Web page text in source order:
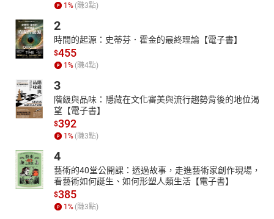
1 % (賺3點)
2
時間的起源：史蒂芬．霍金的最終理論【電子書】
$455
1 % (賺4點)
3
階級與品味：隱藏在文化審美與流行趨勢背後的地位渴
望【電子書】
$392
1 % (賺3點)
4
藝術的40堂公開課：透過故事，走進藝術家創作現場，
看藝術如何誕生、如何形塑人類生活【電子書】
$385
1 % (賺3點)